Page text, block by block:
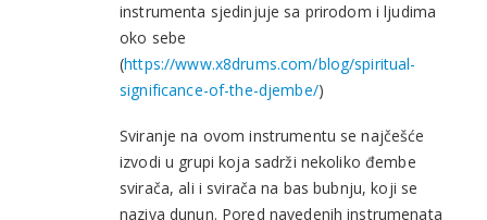
instrumenta sjedinjuje sa prirodom i ljudima
oko sebe
(https://www.x8drums.com/blog/spiritual-
significance-of-the-djembe/)
Sviranje na ovom instrumentu se najčešće
izvodi u grupi koja sadrži nekoliko đembe
svirača, ali i svirača na bas bubnju, koji se
naziva dunun. Pored navedenih instrumenata